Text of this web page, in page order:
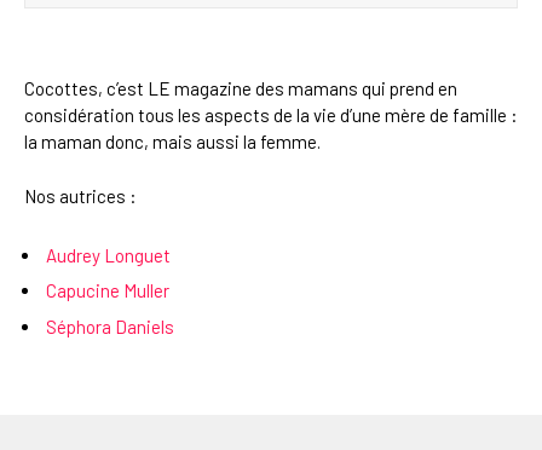
Cocottes, c’est LE magazine des mamans qui prend en
considération tous les aspects de la vie d’une mère de famille :
la maman donc, mais aussi la femme.
Nos autrices :
Audrey Longuet
Capucine Muller
Séphora Daniels